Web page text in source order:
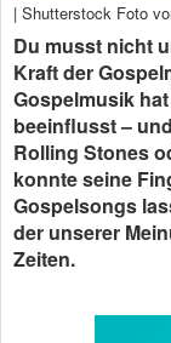
| Shutterstock Foto
Du musst nicht
Kraft der
Gospelmusik
beeinflusst –
Rolling Stones
konnte seine
Gospelsongs
der unserer
Zeiten.